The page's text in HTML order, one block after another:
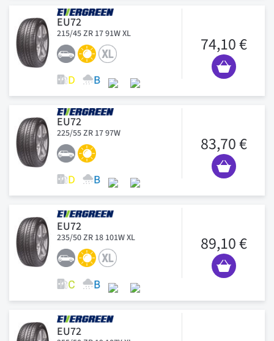
EU72
215/45 ZR 17 91W XL 74,10 €
EU72
225/55 ZR 17 97W 83,70 €
EU72
235/50 ZR 18 101W XL 89,10 €
EU72